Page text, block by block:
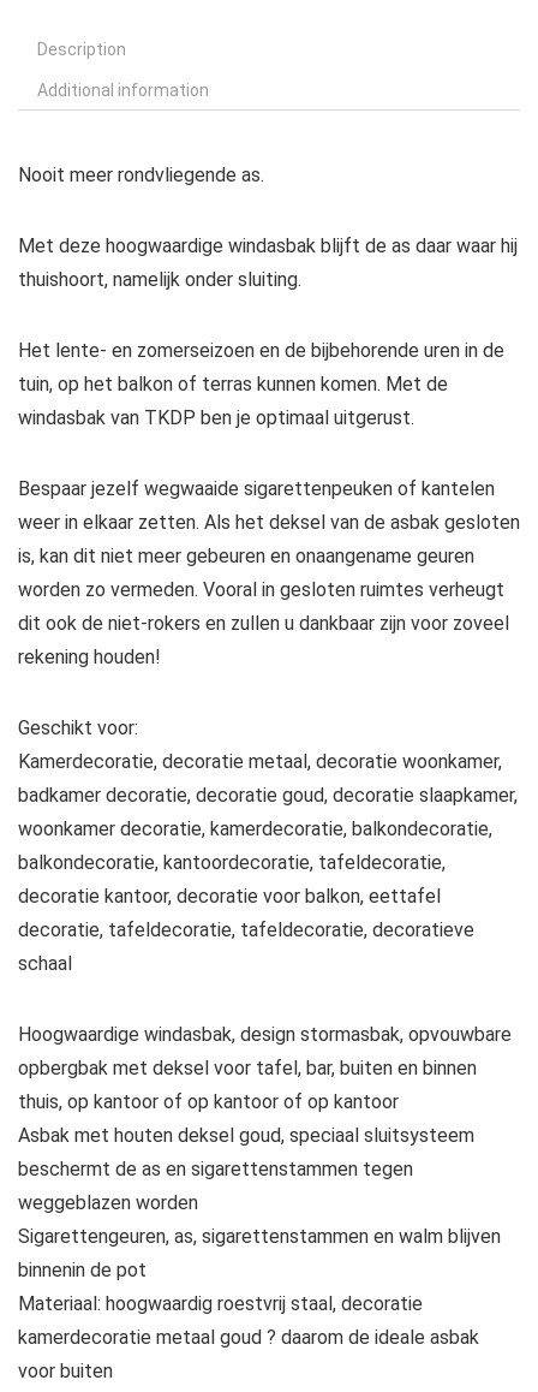
Description
Additional information
Nooit meer rondvliegende as.
Met deze hoogwaardige windasbak blijft de as daar waar hij
thuishoort, namelijk onder sluiting.
Het lente- en zomerseizoen en de bijbehorende uren in de
tuin, op het balkon of terras kunnen komen. Met de
windasbak van TKDP ben je optimaal uitgerust.
Bespaar jezelf wegwaaide sigarettenpeuken of kantelen
weer in elkaar zetten. Als het deksel van de asbak gesloten
is, kan dit niet meer gebeuren en onaangename geuren
worden zo vermeden. Vooral in gesloten ruimtes verheugt
dit ook de niet-rokers en zullen u dankbaar zijn voor zoveel
rekening houden!
Geschikt voor:
Kamerdecoratie, decoratie metaal, decoratie woonkamer,
badkamer decoratie, decoratie goud, decoratie slaapkamer,
woonkamer decoratie, kamerdecoratie, balkondecoratie,
balkondecoratie, kantoordecoratie, tafeldecoratie,
decoratie kantoor, decoratie voor balkon, eettafel
decoratie, tafeldecoratie, tafeldecoratie, decoratieve
schaal
Hoogwaardige windasbak, design stormasbak, opvouwbare
opbergbak met deksel voor tafel, bar, buiten en binnen
thuis, op kantoor of op kantoor of op kantoor
Asbak met houten deksel goud, speciaal sluitsysteem
beschermt de as en sigarettenstammen tegen
weggeblazen worden
Sigarettengeuren, as, sigarettenstammen en walm blijven
binnenin de pot
Materiaal: hoogwaardig roestvrij staal, decoratie
kamerdecoratie metaal goud ? daarom de ideale asbak
voor buiten